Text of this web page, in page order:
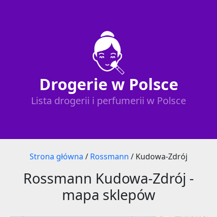
Drogerie w Polsce
Lista drogerii i perfumerii w Polsce
Strona główna / Rossmann / Kudowa-Zdrój
Rossmann Kudowa-Zdrój -
mapa sklepów